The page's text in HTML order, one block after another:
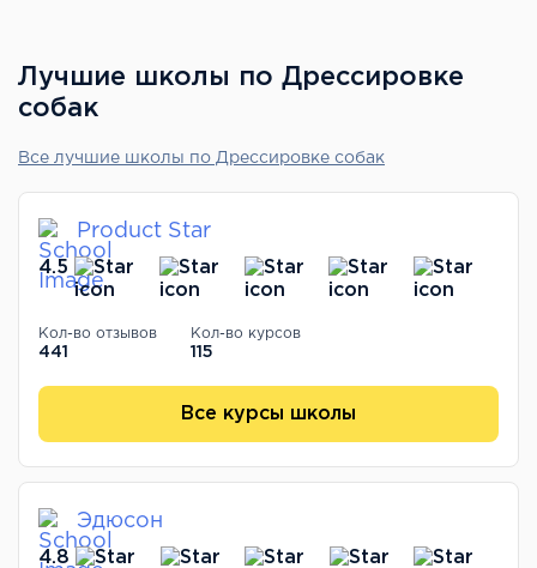
Лучшие школы по Дрессировке
собак
Все лучшие школы по Дрессировке собак
Product Star
4.5
Кол-во отзывов
441
Кол-во курсов
115
Все курсы школы
Эдюсон
4.8